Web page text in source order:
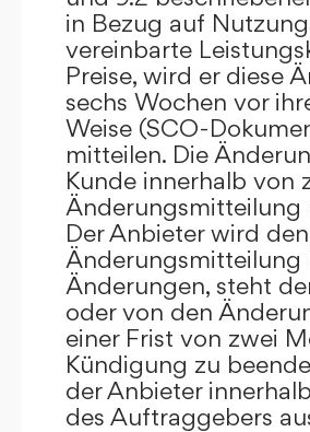
in Bezug auf
vereinbarte
Preise, wird er diese
sechs Wochen vor
Weise (SCO-
mitteilen. Die
Kunde innerhalb von
Der Anbieter wird
Änderungsmitteilung
Änderungen, steht
oder von den
einer Frist von zwei
Kündigung zu
der Anbieter
des Auftraggebers